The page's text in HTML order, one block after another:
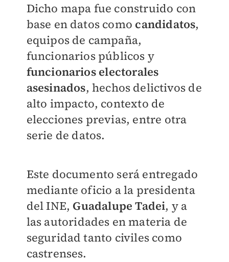
Dicho mapa fue construido con
base en datos como candidatos,
equipos de campaña,
funcionarios públicos y
funcionarios electorales
asesinados, hechos delictivos de
alto impacto, contexto de
elecciones previas, entre otra
serie de datos.
Este documento será entregado
mediante oficio a la presidenta
del INE, Guadalupe Tadei, y a
las autoridades en materia de
seguridad tanto civiles como
castrenses.